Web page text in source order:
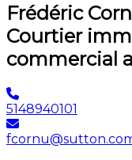
Frédéric
Courtier
commercial
5148940101